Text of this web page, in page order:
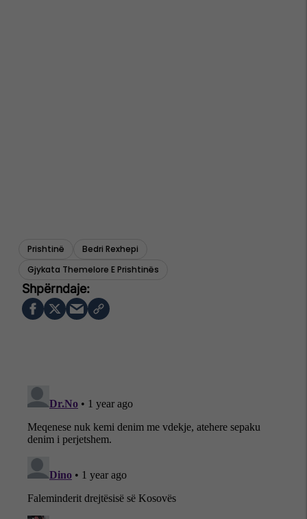
Prishtinë
Bedri Rexhepi
Gjykata Themelore E Prishtinës